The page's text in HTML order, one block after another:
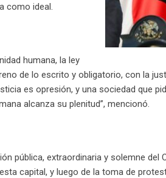
como ideal.
humana, la ley
de lo escrito y obligatorio, con la
es opresión, y una sociedad que
alcanza su plenitud”, mencionó.
pública, extraordinaria y solemne del
capital, y luego de la toma de